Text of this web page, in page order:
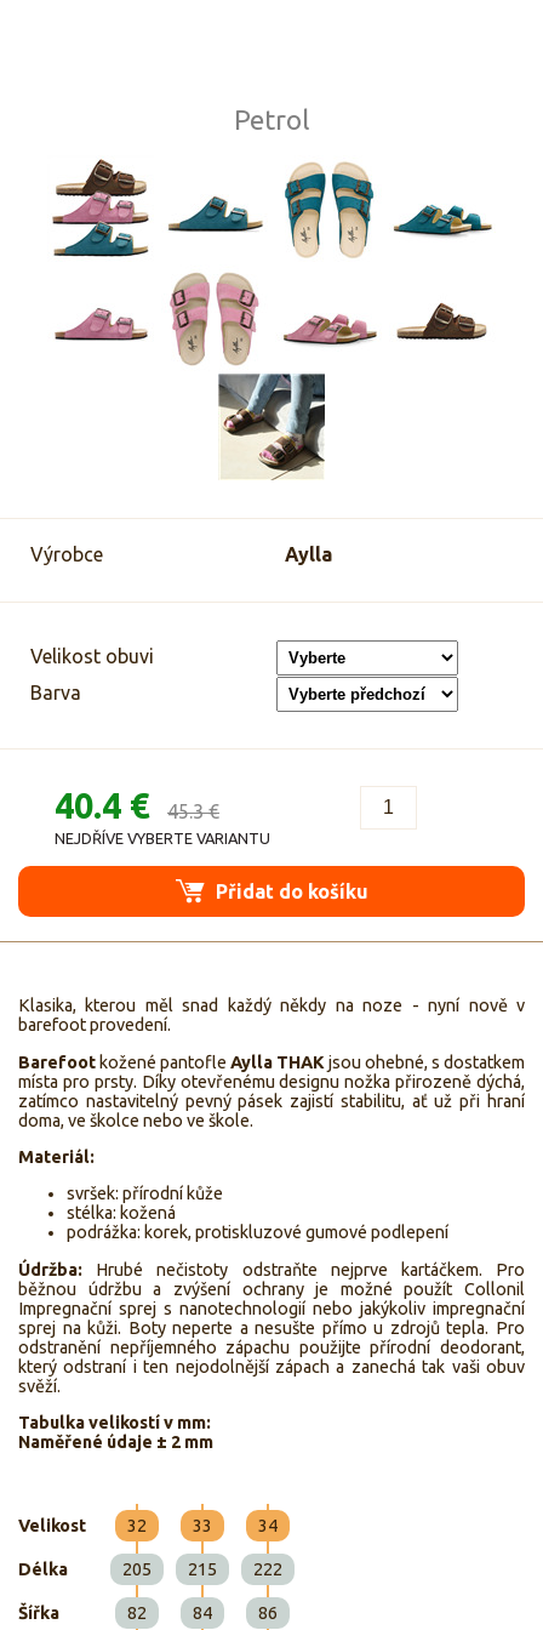
Petrol
Výrobce Aylla
Velikost obuvi
Barva
40.4 € 45.3 €
NEJDŘÍVE VYBERTE VARIANTU
Přidat do košíku
Klasika, kterou měl snad každý někdy na noze - nyní nově v
barefoot provedení.
Barefoot kožené pantofle Aylla THAK jsou ohebné, s dostatkem
místa pro prsty. Díky otevřenému designu nožka přirozeně dýchá,
zatímco nastavitelný pevný pásek zajistí stabilitu, ať už při hraní
doma, ve školce nebo ve škole.
Materiál:
svršek: přírodní kůže
stélka: kožená
podrážka: korek, protiskluzové gumové podlepení
Údržba: Hrubé nečistoty odstraňte nejprve kartáčkem. Pro
běžnou údržbu a zvýšení ochrany je možné použít Collonil
Impregnační sprej s nanotechnologií nebo jakýkoliv impregnační
sprej na kůži. Boty neperte a nesušte přímo u zdrojů tepla. Pro
odstranění nepříjemného zápachu použijte přírodní deodorant,
který odstraní i ten nejodolnější zápach a zanechá tak vaši obuv
svěží.
Tabulka velikostí v mm:
Naměřené údaje ± 2 mm
Velikost 32 33 34
Délka 205 215 222
Šířka 82 84 86